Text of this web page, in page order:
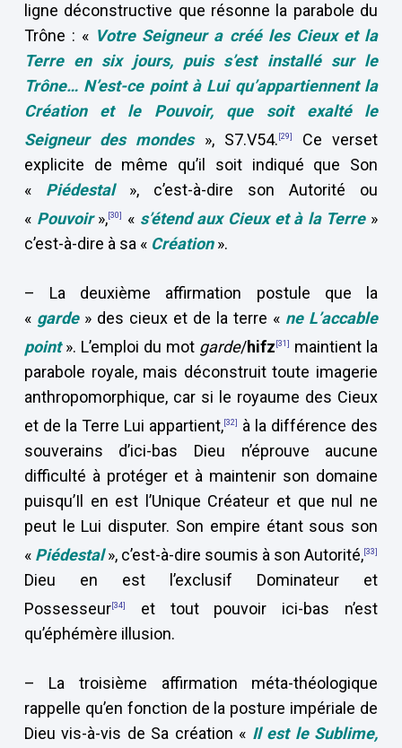
ligne déconstructive que résonne la parabole du
Trône : « Votre Seigneur a créé les Cieux et la
Terre en six jours, puis s’est installé sur le
Trône… N’est-ce point à Lui qu’appartiennent la
Création et le Pouvoir, que soit exalté le
Seigneur des mondes », S7.V54. [29]
Ce verset
explicite de même qu’il soit indiqué que Son
« Piédestal
», c’est-à-dire son Autorité ou
« Pouvoir», [30] « s’étend aux Cieux et à la Terre»
c’est-à-dire à sa « Création».
– La deuxième affirmation postule que la
« garde » des cieux et de la terre « ne L’accable
point». L’emploi du mot garde/hifz [31]
maintient la
parabole royale, mais déconstruit toute imagerie
anthropomorphique, car si le royaume des Cieux
et de la Terre Lui appartient, [32]
à la différence des
souverains d’ici-bas Dieu n’éprouve aucune
difficulté à protéger et à maintenir son domaine
puisqu’Il en est l’Unique Créateur et que nul ne
peut le Lui disputer. Son empire étant sous son
« Piédestal », c’est-à-dire soumis à son Autorité, [33]
Dieu en est l’exclusif Dominateur et
Possesseur[34]
et tout pouvoir ici-bas n’est
qu’éphémère illusion.
– La troisième affirmation méta-théologique
rappelle qu’en fonction de la posture impériale de
Dieu vis-à-vis de Sa création « Il est le Sublime,